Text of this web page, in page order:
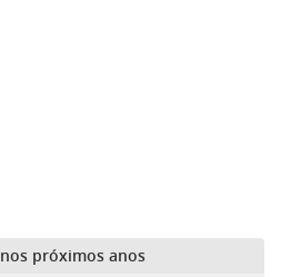
próximos anos